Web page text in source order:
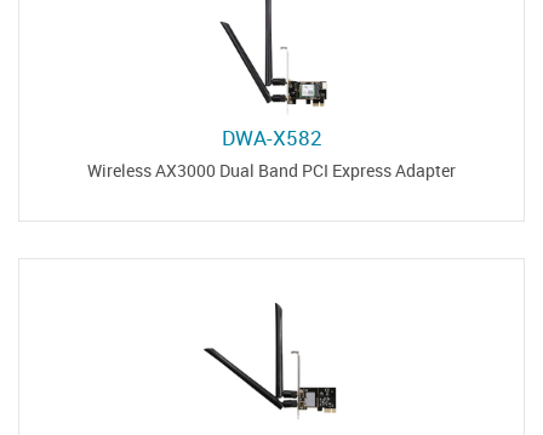
DWA-X582
Wireless AX3000 Dual Band PCI Express Adapter